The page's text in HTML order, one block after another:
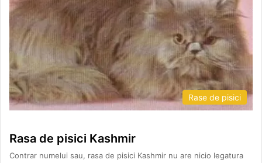
Rase de pisici
Rasa de pisici Kashmir
Contrar numelui sau, rasa de pisici Kashmir nu are nicio legatura